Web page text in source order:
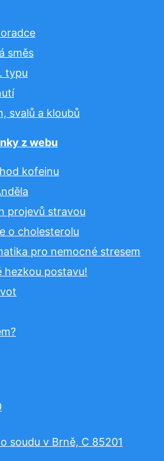
směs
typu
svalů a kloubů
z webu
kofeinu
projevů stravou
o cholesterolu
pro nemocné stresem
hezkou postavu!
soudu v Brně, C 85201